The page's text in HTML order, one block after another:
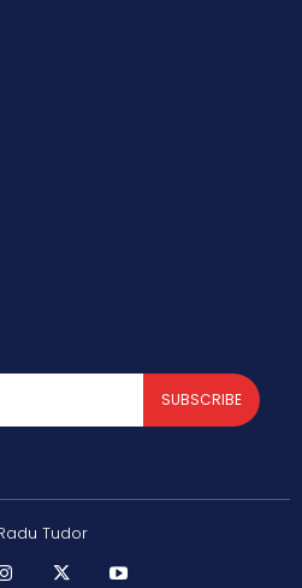
SUBSCRIBE
Tudor